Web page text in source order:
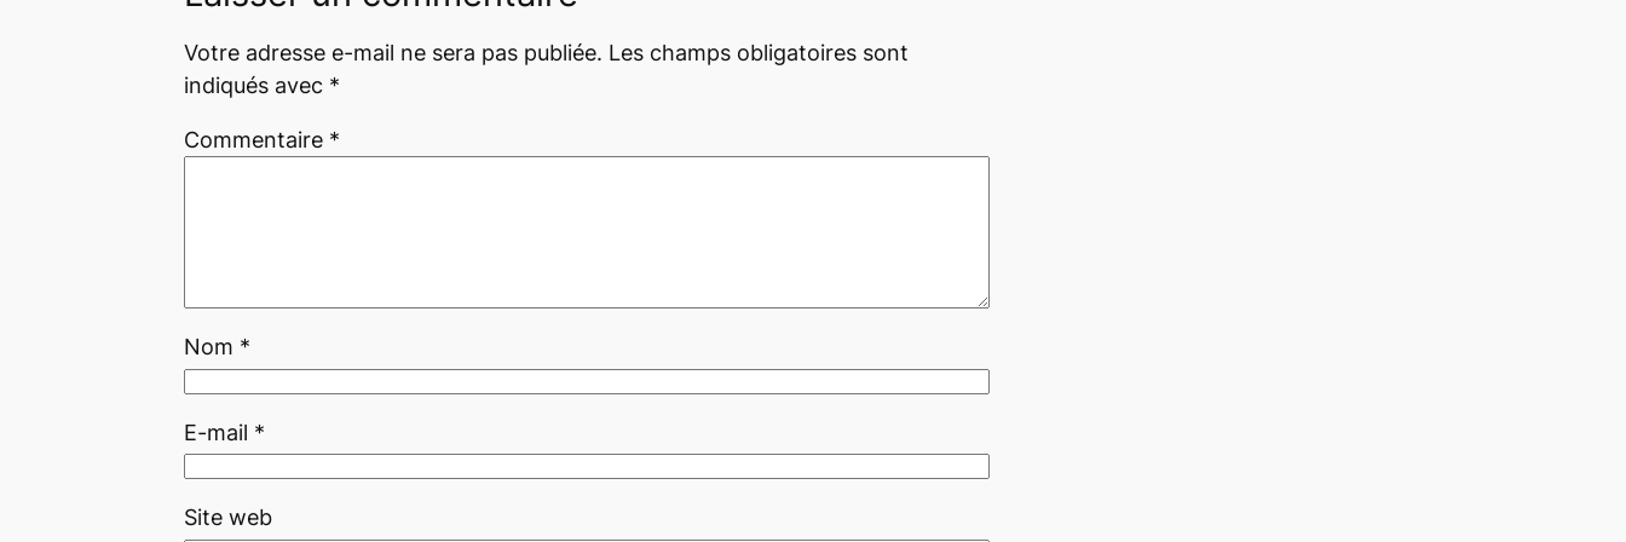
Votre adresse e-mail ne sera pas publiée. Les champs obligatoires sont
indiqués avec *
Commentaire *
Nom *
E-mail *
Site web